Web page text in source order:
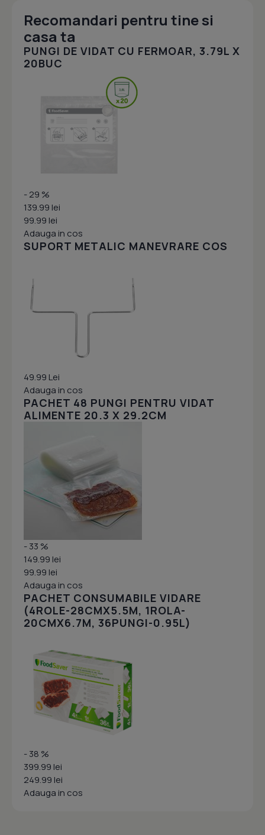
Recomandari pentru tine si
casa ta
PUNGI DE VIDAT CU FERMOAR, 3.79L X
20BUC
- 29 %
139.99 lei
99.99 lei
Adauga in cos
SUPORT METALIC MANEVRARE COS
49.99 Lei
Adauga in cos
PACHET 48 PUNGI PENTRU VIDAT
ALIMENTE 20.3 X 29.2CM
- 33 %
149.99 lei
99.99 lei
Adauga in cos
PACHET CONSUMABILE VIDARE
(4ROLE-28CMX5.5M, 1ROLA-
20CMX6.7M, 36PUNGI-0.95L)
- 38 %
399.99 lei
249.99 lei
Adauga in cos